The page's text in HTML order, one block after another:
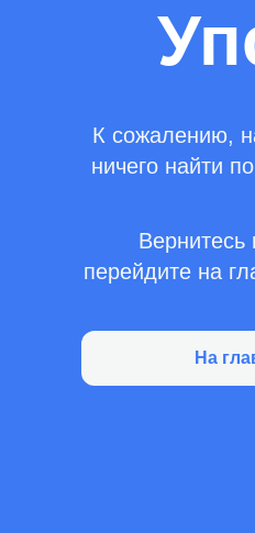
К сожалению,
ничего найти
Вернитесь
перейдите на
На